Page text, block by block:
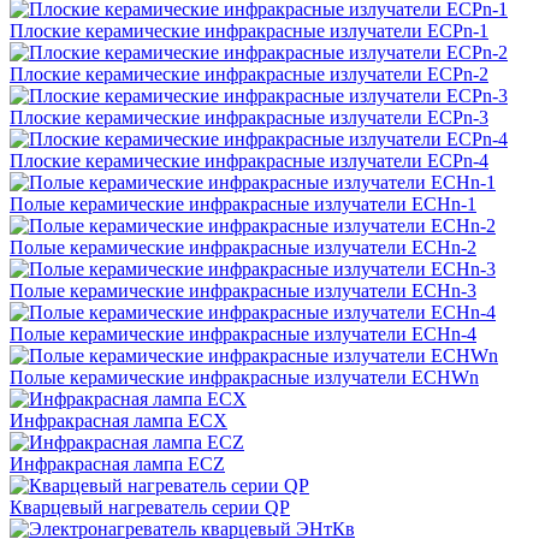
Плоские керамические инфракрасные излучатели ECPn-1
Плоские керамические инфракрасные излучатели ECPn-2
Плоские керамические инфракрасные излучатели ECPn-3
Плоские керамические инфракрасные излучатели ECPn-4
Полые керамические инфракрасные излучатели ECHn-1
Полые керамические инфракрасные излучатели ECHn-2
Полые керамические инфракрасные излучатели ECHn-3
Полые керамические инфракрасные излучатели ECHn-4
Полые керамические инфракрасные излучатели ECHWn
Инфракрасная лампа ECX
Инфракрасная лампа ECZ
Кварцевый нагреватель серии QP